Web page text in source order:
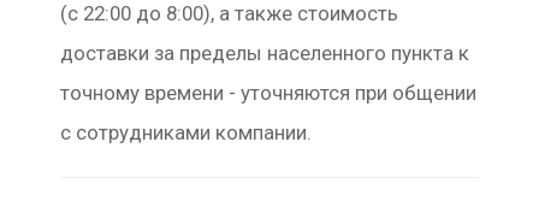
(с 22:00 до 8:00), а также стоимость
доставки за пределы населенного пункта к
точному времени - уточняются при общении
с сотрудниками компании.